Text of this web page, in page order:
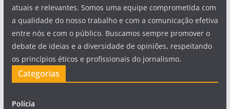
atuais e relevantes. Somos uma equipe comprometida com
a qualidade do nosso trabalho e com a comunicação efetiva
entre nós e com o público. Buscamos sempre promover o
debate de ideias e a diversidade de opiniões, respeitando
os princípios éticos e profissionais do jornalismo.
Categorias
Polícia